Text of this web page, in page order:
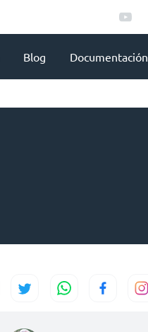
Blog Documentación